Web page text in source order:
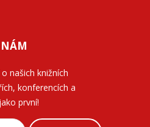
NÁM
našich knižních
konferencích a
první!